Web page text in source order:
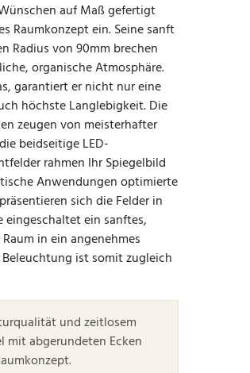
auf Maß gefertigt
Raumkonzept ein. Seine sanft
Radius von 90mm brechen
organische Atmosphäre.
garantiert er nicht nur eine
höchste Langlebigkeit. Die
zeugen von meisterhafter
beidseitige LED-
rahmen Ihr Spiegelbild
Anwendungen optimierte
sich die Felder in
ein sanftes,
in ein angenehmes
ist somit zugleich
und zeitlosem
mit abgerundeten Ecken